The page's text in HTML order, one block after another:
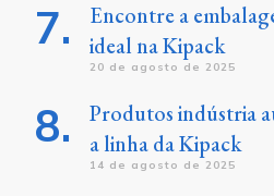
Encontre a
ideal na Kipack
20 de agosto de 2025
Produtos indústria
a linha da Kipack
14 de agosto de 2025